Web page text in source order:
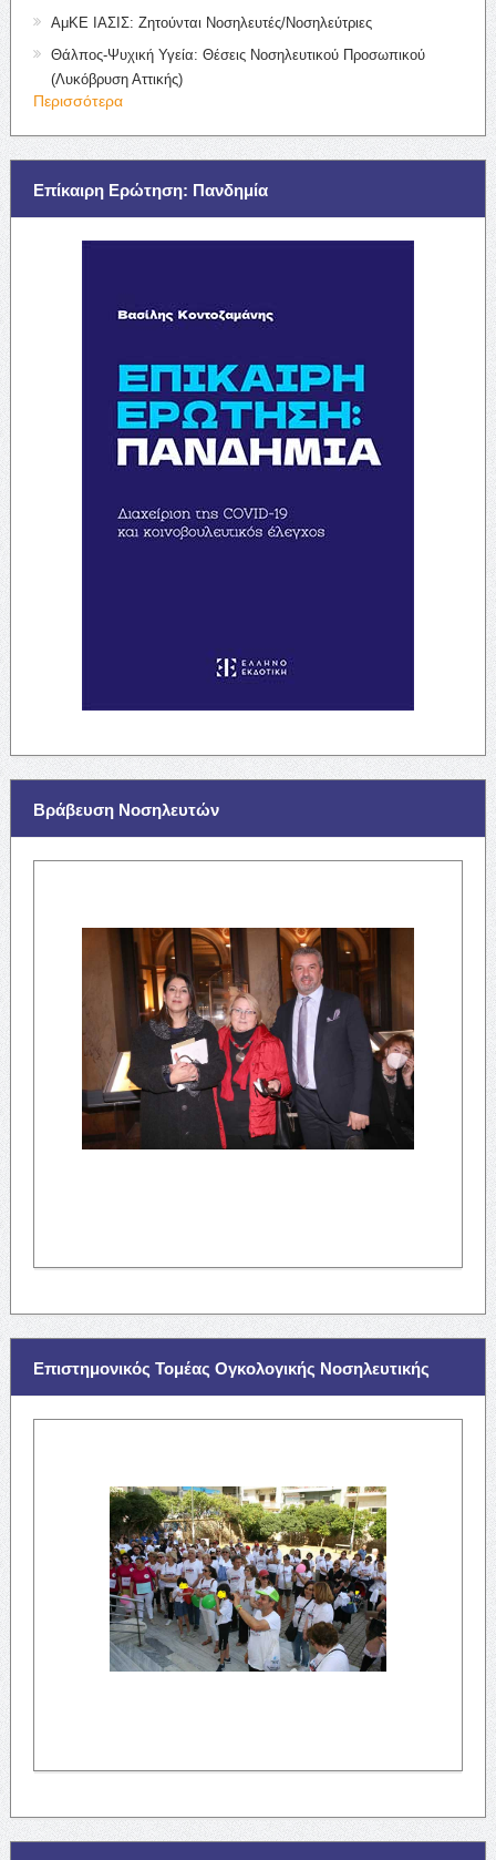
ΑμΚΕ ΙΑΣΙΣ: Ζητούνται Νοσηλευτές/Νοσηλεύτριες
Θάλπος-Ψυχική Υγεία: Θέσεις Νοσηλευτικού Προσωπικού
(Λυκόβρυση Αττικής)
Περισσότερα
Επίκαιρη Ερώτηση: Πανδημία
Βράβευση Νοσηλευτών
Επιστημονικός Τομέας Ογκολογικής Νοσηλευτικής